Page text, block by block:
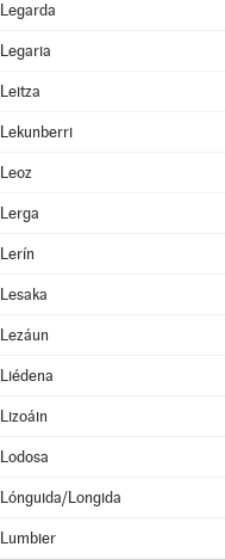
Legarda
Legaria
Leitza
Lekunberri
Leoz
Lerga
Lerín
Lesaka
Lezáun
Liédena
Lizoáin
Lodosa
Lónguida/Longida
Lumbier